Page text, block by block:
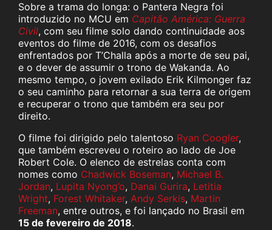
Sobre a trama do longa: o Pantera Negra foi
introduzido no MCU em Capitão América: Guerra
Civil, com seu filme solo dando continuidade aos
eventos do filme de 2016, com os desafios
enfrentados por T’Challa após a morte de seu pai,
e o dever de assumir o trono de Wakanda. Ao
mesmo tempo, o jovem exilado Erik Kilmonger faz
o seu caminho para retornar a sua terra de origem
e recuperar o trono que também era seu por
direito.
O filme foi dirigido pelo talentoso Ryan Coogler,
que também escreveu o roteiro ao lado de Joe
Robert Cole. O elenco de estrelas conta com
nomes como Chadwick Boseman, Michael B.
Jordan, Lupita Nyong’o, Danai Gurira, Letitia
Wright, Forest Whitaker, Andy Serkis, Martin
Freeman, entre outros, e foi lançado no Brasil em
15 de fevereiro de 2018.